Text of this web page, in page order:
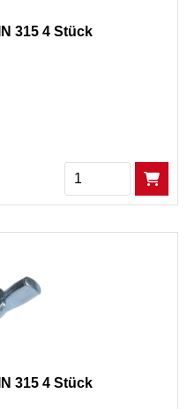
315 4 Stück
Menge
315 4 Stück